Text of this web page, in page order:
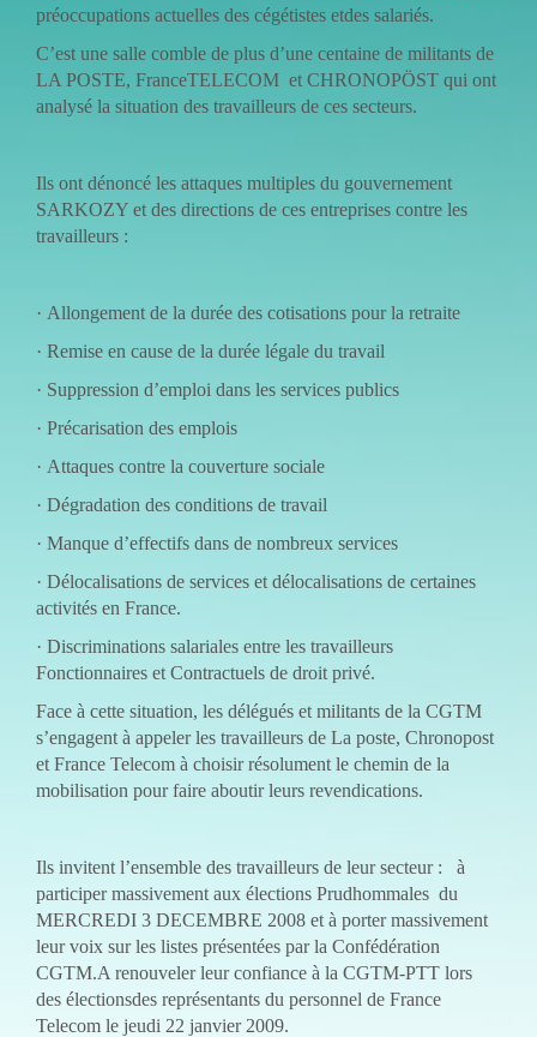
préoccupations actuelles des cégétistes etdes salariés.
C’est une salle comble de plus d’une centaine de militants de
LA POSTE, FranceTELECOM et CHRONOPÖST qui ont
analysé la situation des travailleurs de ces secteurs.
Ils ont dénoncé les attaques multiples du gouvernement
SARKOZY et des directions de ces entreprises contre les
travailleurs :
· Allongement de la durée des cotisations pour la retraite
· Remise en cause de la durée légale du travail
· Suppression d’emploi dans les services publics
· Précarisation des emplois
· Attaques contre la couverture sociale
· Dégradation des conditions de travail
· Manque d’effectifs dans de nombreux services
· Délocalisations de services et délocalisations de certaines
activités en France.
· Discriminations salariales entre les travailleurs
Fonctionnaires et Contractuels de droit privé.
Face à cette situation, les délégués et militants de la CGTM
s’engagent à appeler les travailleurs de La poste, Chronopost
et France Telecom à choisir résolument le chemin de la
mobilisation pour faire aboutir leurs revendications.
Ils invitent l’ensemble des travailleurs de leur secteur :
à
participer massivement aux élections Prudhommales du
MERCREDI 3 DECEMBRE 2008 et à porter massivement
leur voix sur les listes présentées par la Confédération
CGTM.A renouveler leur confiance à la CGTM-PTT lors
des électionsdes représentants du personnel de France
Telecom le jeudi 22 janvier 2009.